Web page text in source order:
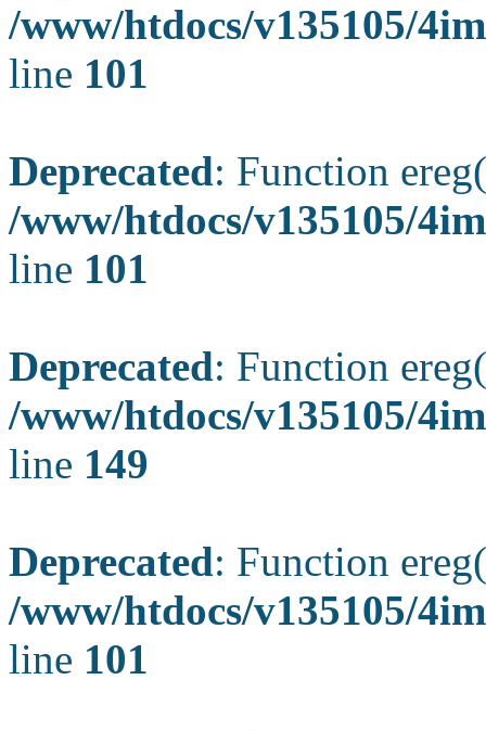
/www/htdocs/v135105/
line 101
Deprecated: Function
/www/htdocs/v135105/
line 101
Deprecated: Function
/www/htdocs/v135105/
line 149
Deprecated: Function
/www/htdocs/v135105/
line 101